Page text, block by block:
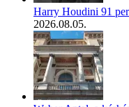
Harry Houdini 91
2026.08.05.